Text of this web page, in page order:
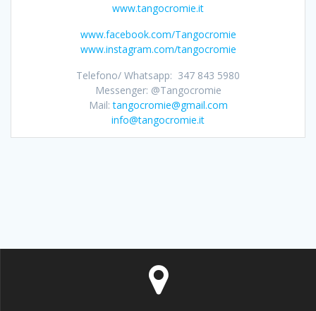
www.tangocromie.it
www.facebook.com/Tangocromie
www.instagram.com/tangocromie
Telefono/ Whatsapp: 347 843 5980
Messenger: @Tangocromie
Mail:tangocromie@gmail.com
info@tangocromie.it